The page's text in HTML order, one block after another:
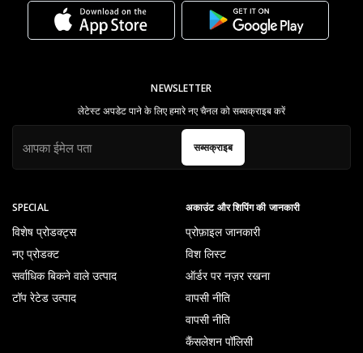
SPECIAL
विशेष प्रोडक्ट्स
नए प्रोडक्ट
सर्वाधिक बिकने वाले उत्पाद
टॉप रेटेड उत्पाद
अकाउंट और शिपिंग की जानकारी
प्रोफ़ाइल जानकारी
विश लिस्ट
ऑर्डर पर नज़र रखना
वापसी नीति
वापसी नीति
कैंसलेशन पॉलिसी
NEWSLETTER
लेटेस्ट अपडेट पाने के लिए हमारे नए चैनल को सब्सक्राइब करें
सब्सक्राइब